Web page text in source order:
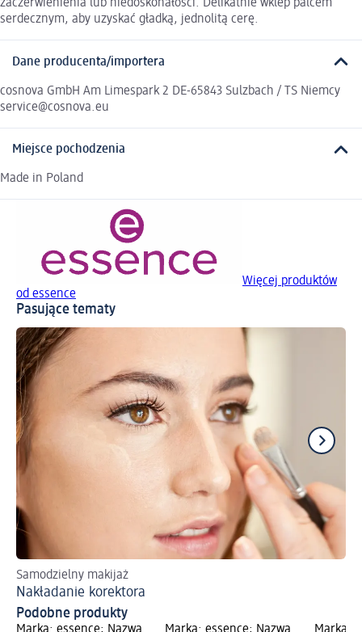
zaczerwienienia lub niedoskonałości. Delikatnie wklep palcem
serdecznym, aby uzyskać gładką, jednolitą cerę.
Dane producenta/importera
cosnova GmbH Am Limespark 2 DE-65843 Sulzbach / TS Niemcy
service@cosnova.eu
Miejsce pochodzenia
Made in Poland
Więcej produktów
od essence
Pasujące tematy
Samodzielny makijaż
Nakładanie korektora
Podobne produkty